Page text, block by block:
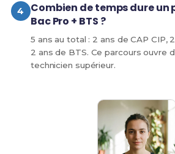
Combien de temps dure un
Bac Pro + BTS ?
5 ans au total : 2 ans de CAP CIP,
2 ans de BTS. Ce parcours ouvre
technicien supérieur.